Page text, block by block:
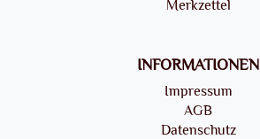
Merkzettel
INFORMATIONEN
Impressum
AGB
Datenschutz